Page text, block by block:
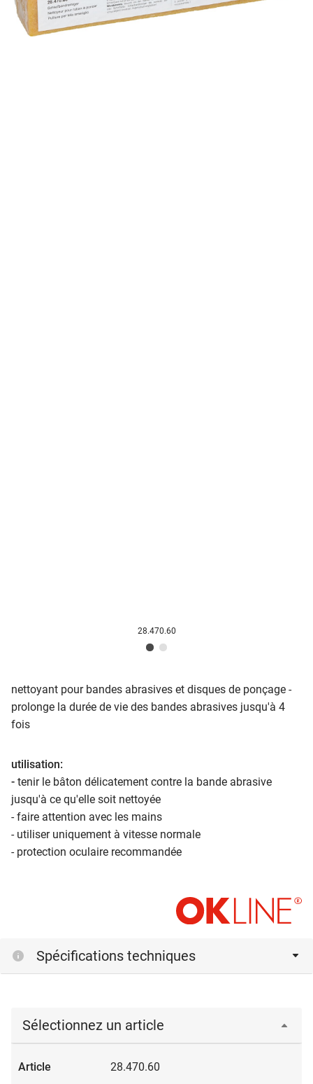
28.470.60
nettoyant pour bandes abrasives et disques de ponçage -
prolonge la durée de vie des bandes abrasives jusqu'à 4
fois
utilisation:
- tenir le bâton délicatement contre la bande abrasive
jusqu'à ce qu'elle soit nettoyée
- faire attention avec les mains
- utiliser uniquement à vitesse normale
- protection oculaire recommandée
Spécifications techniques
Sélectionnez un article
28.470.60